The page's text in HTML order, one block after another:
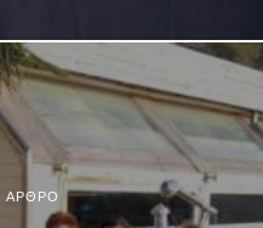
ΆΡΘΡΟ